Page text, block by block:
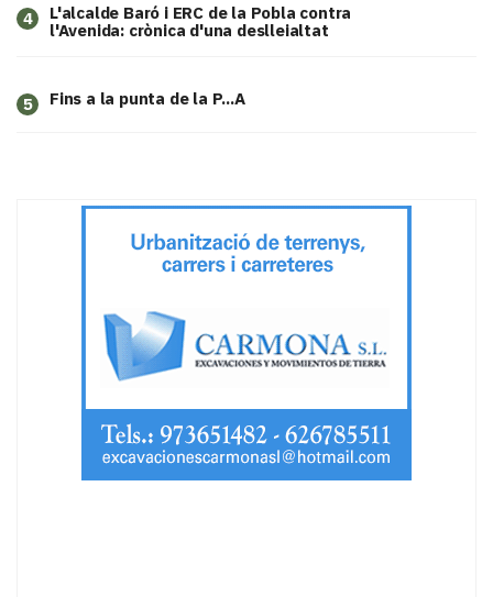
4
L'alcalde Baró i ERC de la Pobla contra
l'Avenida: crònica d'una deslleialtat
5 Fins a la punta de la P...A